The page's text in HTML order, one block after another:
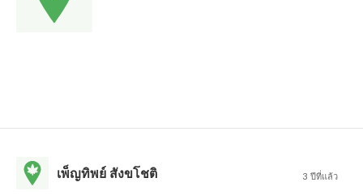
เพ็ญทิพย์ สังขโชติ 3 ปีที่แล้ว